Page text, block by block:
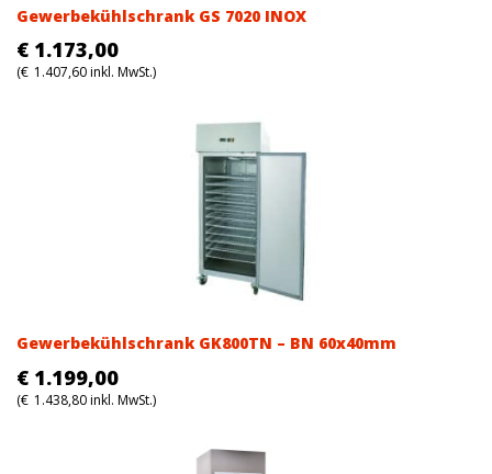
Gewerbekühlschrank GS 7020 INOX
€ 1.173,00
(€ 1.407,60inkl. MwSt.)
Gewerbekühlschrank GK800TN – BN 60x40mm
€ 1.199,00
(€ 1.438,80inkl. MwSt.)